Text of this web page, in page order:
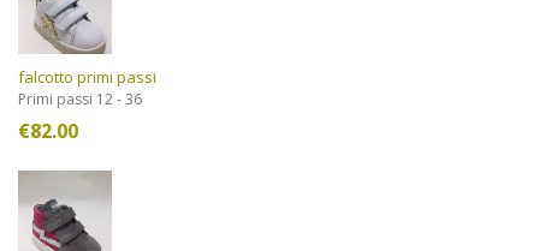
falcotto primi passi
Primi passi 12 - 36
€82.00